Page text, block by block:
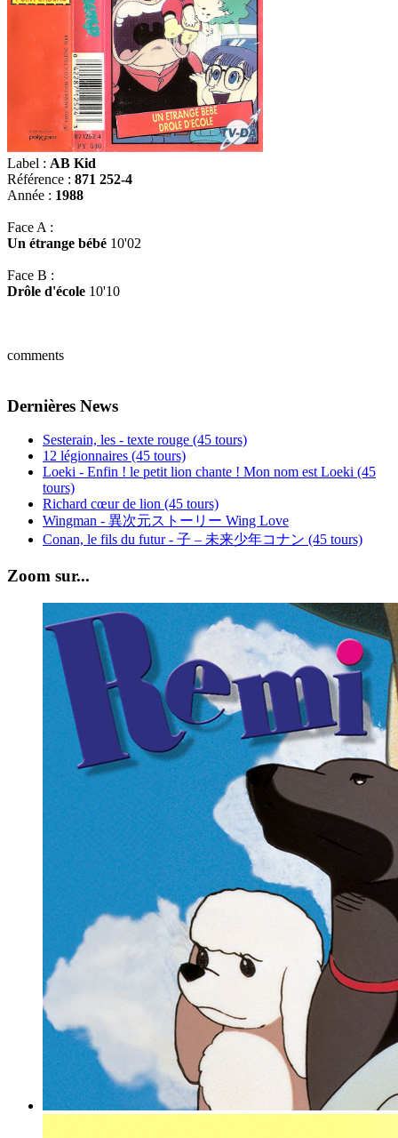
Label : AB Kid
Référence : 871 252-4
Année : 1988
Face A :
Un étrange bébé 10'02
Face B :
Drôle d'école 10'10
comments
Dernières News
Sesterain, les - texte rouge (45 tours)
12 légionnaires (45 tours)
Loeki - Enfin ! le petit lion chante ! Mon nom est Loeki (45
tours)
Richard cœur de lion (45 tours)
Wingman - 異次元ストーリー Wing Love
Conan, le fils du futur - 子 – 未来少年コナン (45 tours)
Zoom sur...